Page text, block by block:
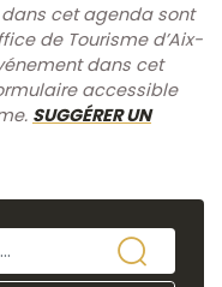
cet agenda sont
de Tourisme d’Aix-
dans cet
accessible
SUGGÉRER UN